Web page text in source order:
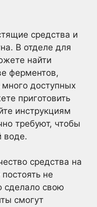
средства и
В отделе для
найти
ферментов,
доступных
приготовить
инструкциям
требуют, чтобы
воде.
средства на
не
сделало свою
смогут